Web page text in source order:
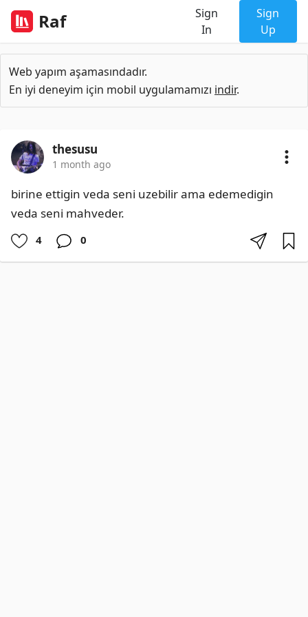
Raf
Sign
In
Sign
Up
Web yapım aşamasındadır.
En iyi deneyim için mobil uygulamamızı indir.
thesusu
1 month ago
birine ettigin veda seni uzebilir ama edemedigin
veda seni mahveder.
4 0